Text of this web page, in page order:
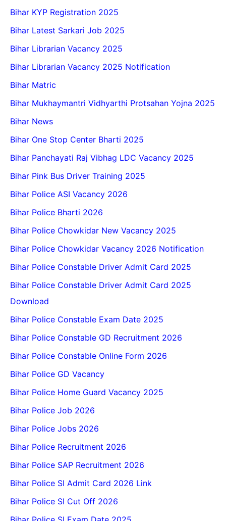
Bihar KYP Registration 2025
Bihar Latest Sarkari Job 2025
Bihar Librarian Vacancy 2025
Bihar Librarian Vacancy 2025 Notification
Bihar Matric
Bihar Mukhaymantri Vidhyarthi Protsahan Yojna 2025
Bihar News
Bihar One Stop Center Bharti 2025
Bihar Panchayati Raj Vibhag LDC Vacancy 2025
Bihar Pink Bus Driver Training 2025
Bihar Police ASI Vacancy 2026
Bihar Police Bharti 2026
Bihar Police Chowkidar New Vacancy 2025
Bihar Police Chowkidar Vacancy 2026 Notification
Bihar Police Constable Driver Admit Card 2025
Bihar Police Constable Driver Admit Card 2025
Download
Bihar Police Constable Exam Date 2025
Bihar Police Constable GD Recruitment 2026
Bihar Police Constable Online Form 2026
Bihar Police GD Vacancy
Bihar Police Home Guard Vacancy 2025
Bihar Police Job 2026
Bihar Police Jobs 2026
Bihar Police Recruitment 2026
Bihar Police SAP Recruitment 2026
Bihar Police SI Admit Card 2026 Link
Bihar Police SI Cut Off 2026